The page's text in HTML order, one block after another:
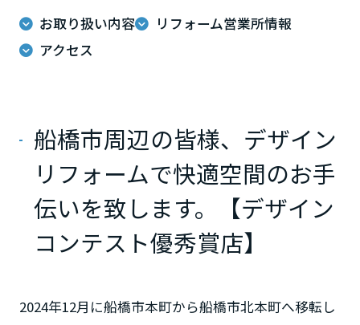
住まいの売却
まいづくりを楽しく学べるデジタルラウンジです。
ホームラウンジ 新築・戸建て
ームの具体策とアイデアを豊富にご用意しています。
ホームラウンジ リフォーム
すべてのフィールドに新しい価値をデザインし、持続可能な未来志向
のまちづくりを実現していきます。
ミサワホームオーナーさま・リフォーム工事ご契約者さまとミサワホ
ームを結ぶコミュニケーションサイト。お得・便利・安心なコンテン
ツや、ミサワホームからの大切なお知らせなど配信しています。
新卒者採用
ウエルネス事業
海外事業
お取り扱い内容
リフォーム営業所情報
アクセス
船橋市周辺の皆様、デザイン
リフォームで快適空間のお手
伝いを致します。【デザイン
コンテスト優秀賞店】
2024年12月に船橋市本町から船橋市北本町へ移転し
群馬県
千葉県
東京都